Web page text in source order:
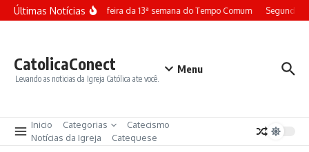
Ir para o conteúdo
Últimas NotíciasTerça-feira da 13ª semana do Tempo Comum Segunda-
CatolicaConect
Levando as noticias da Igreja Católica ate você.
Menu
Inicio Categorias
Catecismo
Notícias da Igreja
Catequese